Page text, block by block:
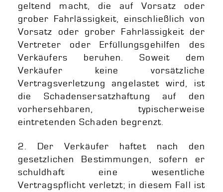
geltend macht, die auf Vorsatz oder
grober Fahrlässigkeit, einschließlich von
Vorsatz oder grober Fahrlässigkeit der
Vertreter oder Erfüllungsgehilfen des
Verkäufers beruhen. Soweit dem
Verkäufer keine vorsätzliche
Vertragsverletzung angelastet wird, ist
die Schadensersatzhaftung auf den
vorhersehbaren, typischerweise
eintretenden Schaden begrenzt.
2. Der Verkäufer haftet nach den
gesetzlichen Bestimmungen, sofern er
schuldhaft eine wesentliche
Vertragspflicht verletzt; in diesem Fall ist